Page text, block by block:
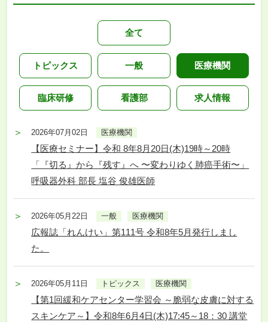
全て
トピックス 一般 医療機関
臨床研修 看護部 求人情報
2026年07月02日 医療機関
【医療セミナー】令和 8年8月20日(木)19時～20時
「『切る』から『残す』へ 〜変わりゆく肺癌手術〜」
呼吸器外科 部長 塩谷 俊雄医師
2026年05月22日 一般 医療機関
広報誌「れんけい」第111号 令和8年5月発行しまし
た。
2026年05月11日 トピックス 医療機関
【第1回緩和ケアセンター学習会 ～脆弱な皮膚に対する
スキンケア～】令和8年6月4日(木)17:45～18：30 講堂